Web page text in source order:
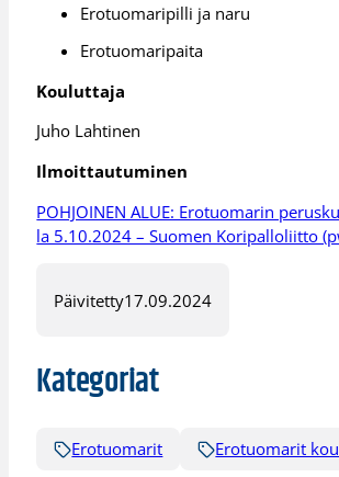
Erotuomaripilli ja naru
Erotuomaripaita
Kouluttaja
Juho Lahtinen
Ilmoittautuminen
POHJOINEN ALUE: Erotuomarin
la 5.10.2024 – Suomen Koripalloliitto
Päivitetty17.09.2024
Kategoriat
Erotuomarit Erotuomarit